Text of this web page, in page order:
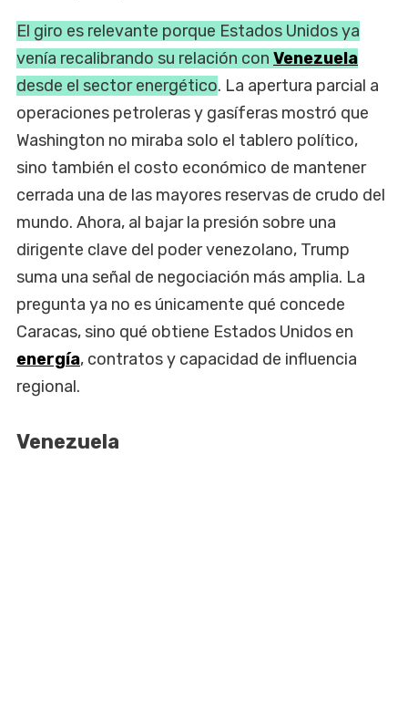
El giro es relevante porque Estados Unidos ya
venía recalibrando su relación con Venezuela
desde el sector energético. La apertura parcial a
operaciones petroleras y gasíferas mostró que
Washington no miraba solo el tablero político,
sino también el costo económico de mantener
cerrada una de las mayores reservas de crudo del
mundo. Ahora, al bajar la presión sobre una
dirigente clave del poder venezolano, Trump
suma una señal de negociación más amplia. La
pregunta ya no es únicamente qué concede
Caracas, sino qué obtiene Estados Unidos en
energía, contratos y capacidad de influencia
regional.
Venezuela